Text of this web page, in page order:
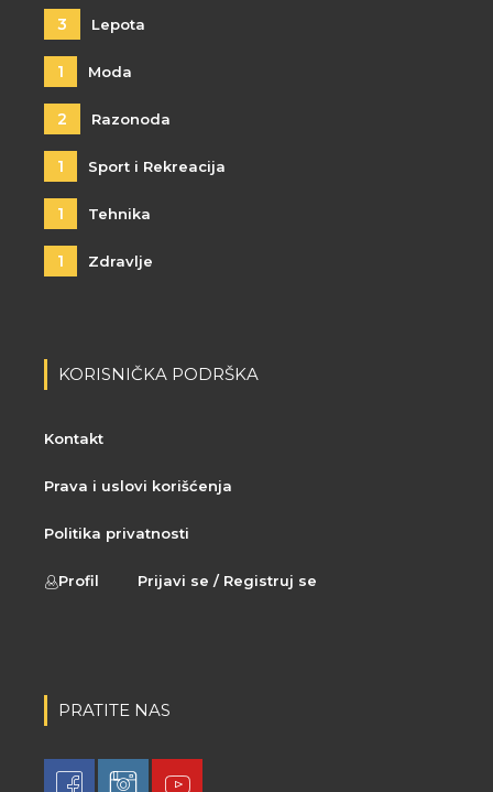
3 Lepota
1 Moda
2 Razonoda
1 Sport i Rekreacija
1 Tehnika
1 Zdravlje
KORISNIČKA PODRŠKA
Kontakt
Prava i uslovi korišćenja
Politika privatnosti
Profil Prijavi se / Registruj se
PRATITE NAS